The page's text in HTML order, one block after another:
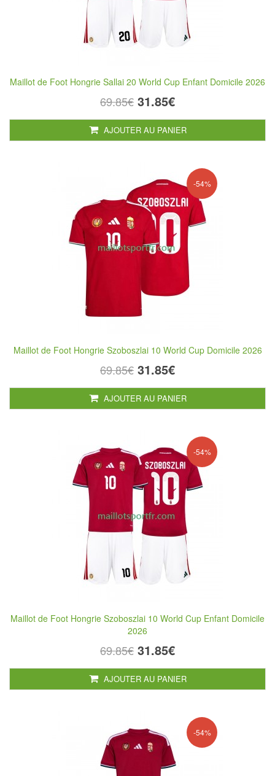
Maillot de Foot Hongrie Sallai 20 World Cup Enfant Domicile 2026
69.85€ 31.85€
AJOUTER AU PANIER
-54%
Maillot de Foot Hongrie Szoboszlai 10 World Cup Domicile 2026
69.85€ 31.85€
AJOUTER AU PANIER
-54%
Maillot de Foot Hongrie Szoboszlai 10 World Cup Enfant Domicile
2026
69.85€ 31.85€
AJOUTER AU PANIER
-54%